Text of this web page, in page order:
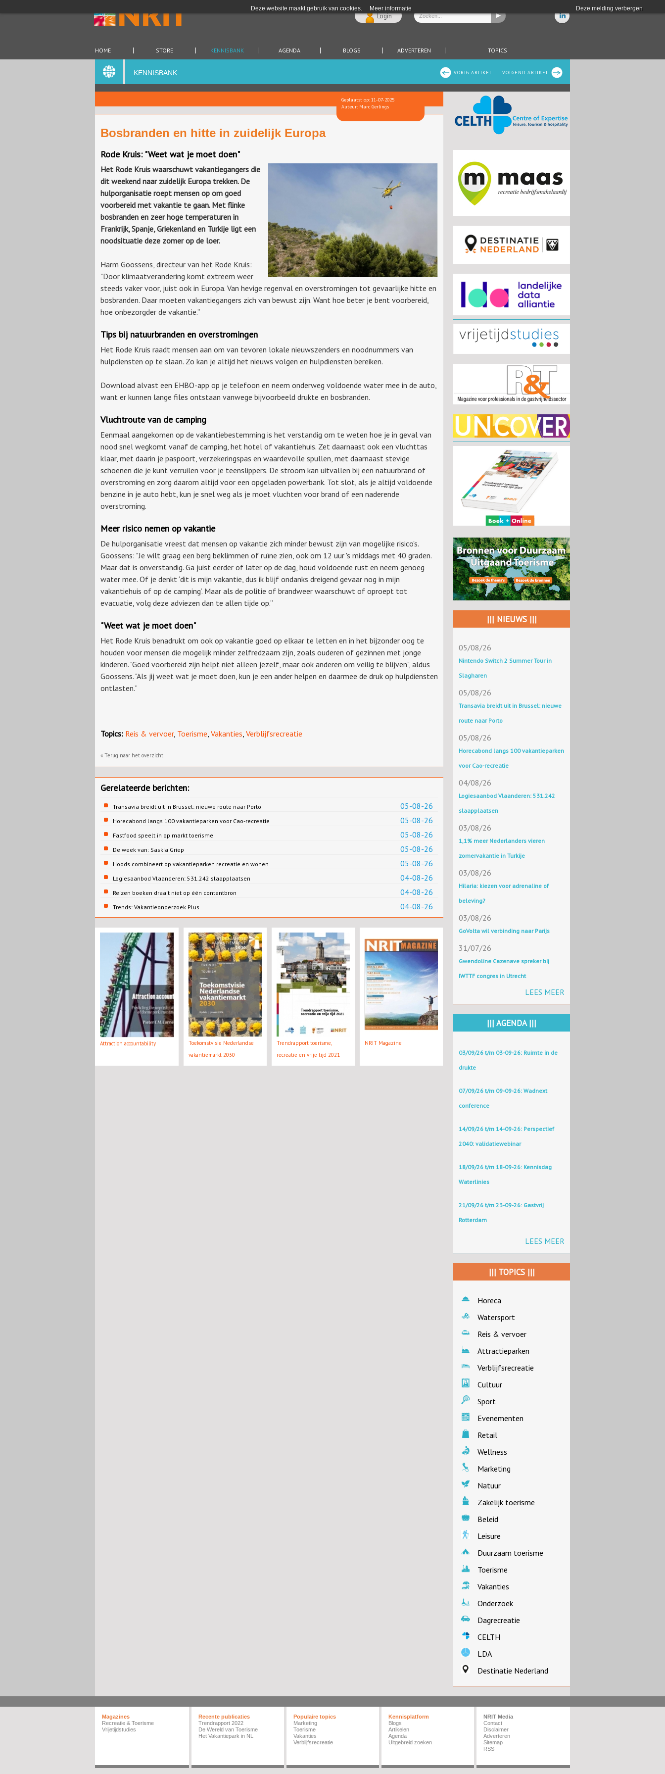
Deze website maakt gebruik van cookies. Meer informatie Deze melding verbergen
Login
HOME STORE KENNISBANK AGENDA BLOGS ADVERTEREN TOPICS
VOLGEND ARTIKEL
VORIG ARTIKEL
KENNISBANK
Geplaatst op: 11-07-2025
Auteur: Marc Gerlings
Bosbranden en hitte in zuidelijk Europa
Rode Kruis: "Weet wat je moet doen"
Het Rode Kruis waarschuwt vakantiegangers die
dit weekend naar zuidelijk Europa trekken. De
hulporganisatie roept mensen op om goed
voorbereid met vakantie te gaan. Met flinke
bosbranden en zeer hoge temperaturen in
Frankrijk, Spanje, Griekenland en Turkije ligt een
noodsituatie deze zomer op de loer.
Harm Goossens, directeur van het Rode Kruis:
"Door klimaatverandering komt extreem weer
steeds vaker voor, juist ook in Europa. Van hevige regenval en overstromingen tot gevaarlijke hitte en
bosbranden. Daar moeten vakantiegangers zich van bewust zijn. Want hoe beter je bent voorbereid,
hoe onbezorgder de vakantie.”
Tips bij natuurbranden en overstromingen
Het Rode Kruis raadt mensen aan om van tevoren lokale nieuwszenders en noodnummers van
hulpdiensten op te slaan. Zo kan je altijd het nieuws volgen en hulpdiensten bereiken.
Download alvast een EHBO-app op je telefoon en neem onderweg voldoende water mee in de auto,
want er kunnen lange files ontstaan vanwege bijvoorbeeld drukte en bosbranden.
Vluchtroute van de camping
Eenmaal aangekomen op de vakantiebestemming is het verstandig om te weten hoe je in geval van
nood snel wegkomt vanaf de camping, het hotel of vakantiehuis. Zet daarnaast ook een vluchttas
klaar, met daarin je paspoort, verzekeringspas en waardevolle spullen, met daarnaast stevige
schoenen die je kunt verruilen voor je teenslippers. De stroom kan uitvallen bij een natuurbrand of
overstroming en zorg daarom altijd voor een opgeladen powerbank. Tot slot, als je altijd voldoende
benzine in je auto hebt, kun je snel weg als je moet vluchten voor brand of een naderende
overstroming.
Meer risico nemen op vakantie
De hulporganisatie vreest dat mensen op vakantie zich minder bewust zijn van mogelijke risico's.
Goossens: "Je wilt graag een berg beklimmen of ruïne zien, ook om 12 uur 's middags met 40 graden.
Maar dat is onverstandig. Ga juist eerder of later op de dag, houd voldoende rust en neem genoeg
water mee. Of je denkt ‘dit is mijn vakantie, dus ik blijf ondanks dreigend gevaar nog in mijn
vakantiehuis of op de camping’. Maar als de politie of brandweer waarschuwt of oproept tot
evacuatie, volg deze adviezen dan te allen tijde op.”
"Weet wat je moet doen"
Het Rode Kruis benadrukt om ook op vakantie goed op elkaar te letten en in het bijzonder oog te
houden voor mensen die mogelijk minder zelfredzaam zijn, zoals ouderen of gezinnen met jonge
kinderen. "Goed voorbereid zijn helpt niet alleen jezelf, maar ook anderen om veilig te blijven", aldus
Goossens. "Als jij weet wat je moet doen, kun je een ander helpen en daarmee de druk op hulpdiensten
ontlasten.”
Topics: Reis & vervoer, Toerisme Vakanties Verblijfsrecreatie
« Terug naar het overzicht
Gerelateerde berichten:
05-08-26
Transavia breidt uit in Brussel: nieuwe route naar Porto
05-08-26
Horecabond langs 100 vakantieparken voor Cao-recreatie
05-08-26
Fastfood speelt in op markt toerisme
05-08-26
De week van: Saskia Griep
05-08-26
Hoods combineert op vakantieparken recreatie en wonen
04-08-26
Logiesaanbod Vlaanderen: 531.242 slaapplaatsen
04-08-26
Reizen boeken draait niet op één contentbron
04-08-26
Trends: Vakantieonderzoek Plus
Attraction accountability
Toekomstvisie Nederlandse
vakantiemarkt 2030
Trendrapport toerisme,
recreatie en vrije tijd 2021
NRIT Magazine
||| NIEUWS |||
05/08/26
Nintendo Switch 2 Summer Tour in
Slagharen
05/08/26
Transavia breidt uit in Brussel: nieuwe
route naar Porto
05/08/26
Horecabond langs 100 vakantieparken
voor Cao-recreatie
04/08/26
Logiesaanbod Vlaanderen: 531.242
slaapplaatsen
03/08/26
1,1% meer Nederlanders vieren
zomervakantie in Turkije
03/08/26
Hilaria: kiezen voor adrenaline of
beleving?
03/08/26
GoVolta wil verbinding naar Parijs
31/07/26
Gwendoline Cazenave spreker bij
IWTTF congres in Utrecht
LEES MEER
||| AGENDA |||
03/09/26 t/m 03-09-26: Ruimte in de
drukte
07/09/26 t/m 09-09-26: Wadnext
conference
14/09/26 t/m 14-09-26: Perspectief
2040: validatiewebinar
18/09/26 t/m 18-09-26: Kennisdag
Waterlinies
21/09/26 t/m 23-09-26: Gastvrij
Rotterdam
LEES MEER
||| TOPICS |||
Horeca
Watersport
Reis & vervoer
Attractieparken
Verblijfsrecreatie
Cultuur
Sport
Evenementen
Retail
Wellness
Marketing
Natuur
Zakelijk toerisme
Beleid
Leisure
Duurzaam toerisme
Toerisme
Vakanties
Onderzoek
Dagrecreatie
CELTH
LDA
Destinatie Nederland
Magazines
Recreatie & Toerisme
Vrijetijdstudies
Recente publicaties
Trendrapport 2022
De Wereld van Toerisme
Het Vakantiepark in NL
Populaire topics
Marketing
Toerisme
Vakanties
Verblijfsrecreatie
Kennisplatform
Blogs
Artikelen
Agenda
Uitgebreid zoeken
NRIT Media
Contact
Disclaimer
Adverteren
Sitemap
RSS